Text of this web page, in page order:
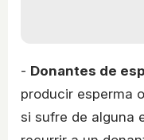
- Donantes de
producir esperma
si sufre de alguna